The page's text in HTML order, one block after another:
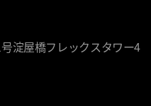
淀屋橋フレックスタワー4